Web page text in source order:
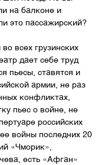
на балконе и
это пассажирский?
всех грузинских
дает себе труд
пьесы, ставятся и
армии, не раз
конфликтах,
пьес о войне, не
российских
войны последних 20
«Чморик»,
есть «Афган»